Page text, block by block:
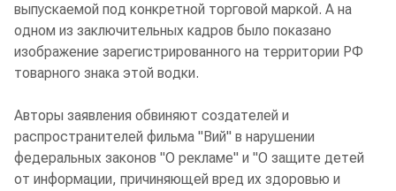
выпускаемой под конкретной торговой маркой. А на
одном из заключительных кадров было показано
изображение зарегистрированного на территории РФ
товарного знака этой водки.
Авторы заявления обвиняют создателей и
распространителей фильма "Вий" в нарушении
федеральных законов "О рекламе" и "О защите детей
от информации, причиняющей вред их здоровью и